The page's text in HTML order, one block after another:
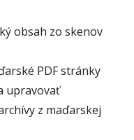
obsah zo skenov
PDF stránky
upravovať
z maďarskej